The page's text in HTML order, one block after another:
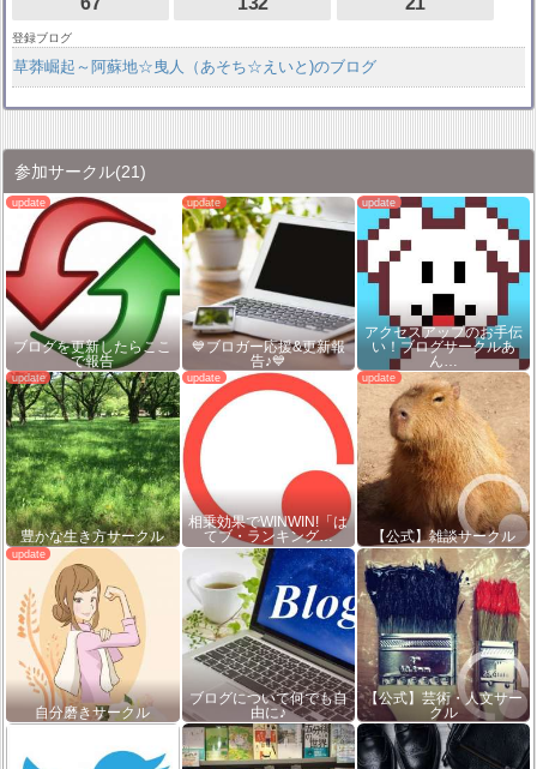
登録ブログ
草莽崛起～阿蘇地☆曳人（あそち☆えいと)のブログ
参加サークル(21)
ブログを更新したらここ
で報告
💙ブロガー応援&更新報
告♪💙
アクセスアップのお手伝
い！ブログサークルあ
ん…
豊かな生き方サークル
相乗効果でWINWIN!「は
てブ・ランキング…
【公式】雑談サークル
自分磨きサークル
ブログについて何でも自
由に♪
【公式】芸術・人文サー
クル